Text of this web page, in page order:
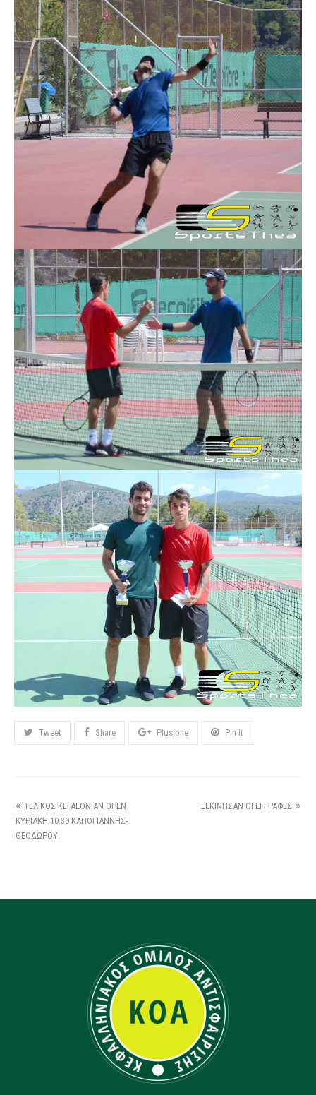
Tweet Share Plus one Pin It
ΤΕΛΙΚΟΣ KEFALONIAN OPEN
ΚΥΡΙΑΚΗ 10.30 ΚΑΠΟΓΙΑΝΝΗΣ-
ΘΕΟΔΩΡΟΥ.
ΞΕΚΙΝΗΣΑΝ ΟΙ ΕΓΓΡΑΦΕΣ